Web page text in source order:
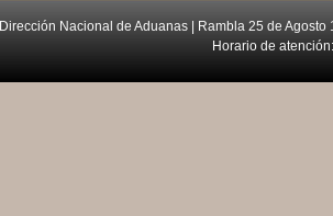
Dirección Nacional de Aduanas | Rambla 25 de
Horario de